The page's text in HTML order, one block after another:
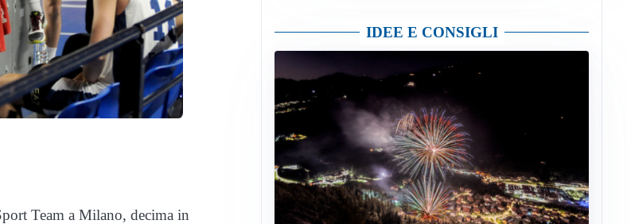
Team a Milano, decima in
IDEE E CONSIGLI